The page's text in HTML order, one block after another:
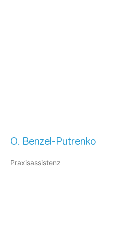
O. Benzel-Putrenko​
Praxisassistenz